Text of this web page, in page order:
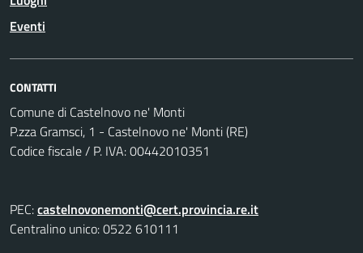
Eventi
CONTATTI
Comune di Castelnovo ne' Monti
P.zza Gramsci, 1 - Castelnovo ne' Monti (RE)
Codice fiscale / P. IVA: 00442010351
PEC:castelnovonemonti@cert.provincia.re.it
Centralino unico: 0522 610111